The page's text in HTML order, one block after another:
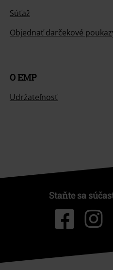
Súťaž
Objednať darčekové
O EMP
Udržateľnosť
Staňte sa